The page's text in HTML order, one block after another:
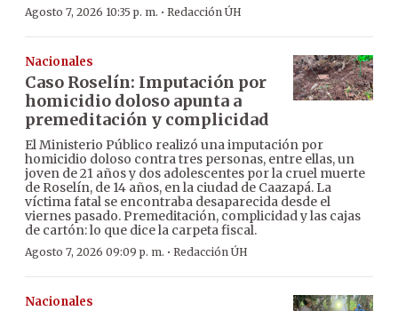
Agosto 7, 2026 10:35 p. m. · Redacción ÚH
Nacionales
Caso Roselín: Imputación por
homicidio doloso apunta a
premeditación y complicidad
El Ministerio Público realizó una imputación por
homicidio doloso contra tres personas, entre ellas, un
joven de 21 años y dos adolescentes por la cruel muerte
de Roselín, de 14 años, en la ciudad de Caazapá. La
víctima fatal se encontraba desaparecida desde el
viernes pasado. Premeditación, complicidad y las cajas
de cartón: lo que dice la carpeta fiscal.
Agosto 7, 2026 09:09 p. m. · Redacción ÚH
Nacionales